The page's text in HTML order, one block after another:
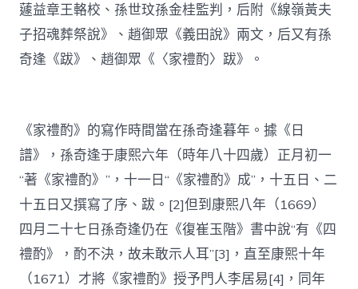
蘧益章王輅校、孫世玟孫金桂監判，后附《線嶺黃夫
子招魂葬祭說》、趙御眾《義田說》兩文，后又有孫
奇逢《跋》、趙御眾《〈家禮酌〉跋》。
《家禮酌》的寫作時間當在孫奇逢暮年。據《日
譜》，孫奇逢于康熙六年（時年八十四歲）正月初一
“著《家禮酌》”，十一日“《家禮酌》成”，十五日、二
十五日又撰寫了序、跋。[2]但到康熙八年（1669）
四月二十七日孫奇逢仍在《復崔玉階》書中說“有《四
禮酌》，酌不決，故未敢示人耳”[3]，直至康熙十年
（1671）才將《家禮酌》授予門人李居易[4]，同年